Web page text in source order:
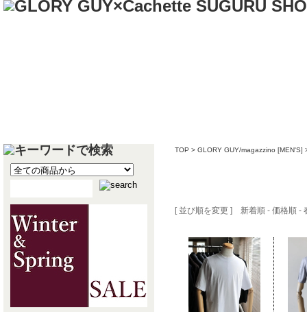
TOP > GLORY GUY/magazzino [MEN'S]
[ 並び順を変更 ] 新着順 - 価格順 -